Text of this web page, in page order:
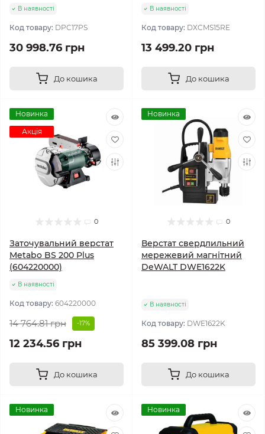
В наявності
Код товару: DPC17PS
30 998.76 грн
До кошика
В наявності
Код товару: DXCMS15RE
13 499.20 грн
До кошика
Новинка
Акція
0
Заточувальний верстат
Metabo BS 200 Plus
(604220000)
В наявності
Код товару: 604220000
14 764.81 грн -17%
12 234.56 грн
До кошика
Новинка
0
Верстат свердлильний
мережевий магнітний
DeWALT DWE1622K
В наявності
Код товару: DWE1622K
85 399.08 грн
До кошика
Новинка Новинка